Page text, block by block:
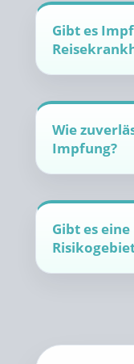
Gibt es
Wie
Impfung?
Gibt es